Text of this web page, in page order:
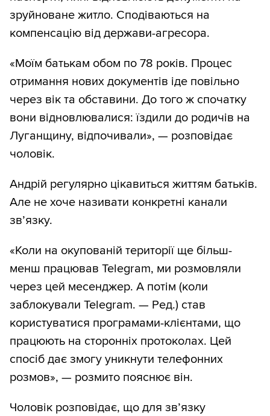
зруйноване житло. Сподіваються на
компенсацію від держави-агресора.
«Моїм батькам обом по 78 років. Процес
отримання нових документів іде повільно
через вік та обставини. До того ж спочатку
вони відновлювалися: їздили до родичів на
Луганщину, відпочивали», — розповідає
чоловік.
Андрій регулярно цікавиться життям батьків.
Але не хоче називати конкретні канали
зв’язку.
«Коли на окупованій території ще більш-
менш працював Telegram, ми розмовляли
через цей месенджер. А потім (коли
заблокували Telegram. — Ред.) став
користуватися програмами-клієнтами, що
працюють на сторонніх протоколах. Цей
спосіб дає змогу уникнути телефонних
розмов», — розмито пояснює він.
Чоловік розповідає, що для зв’язку